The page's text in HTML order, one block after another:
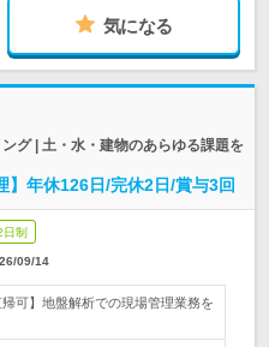
気になる
グ | 土・水・建物のあらゆる課題を
】年休126日/完休2日/賞与3回
制
09/14
可】地盤解析での現場管理業務を